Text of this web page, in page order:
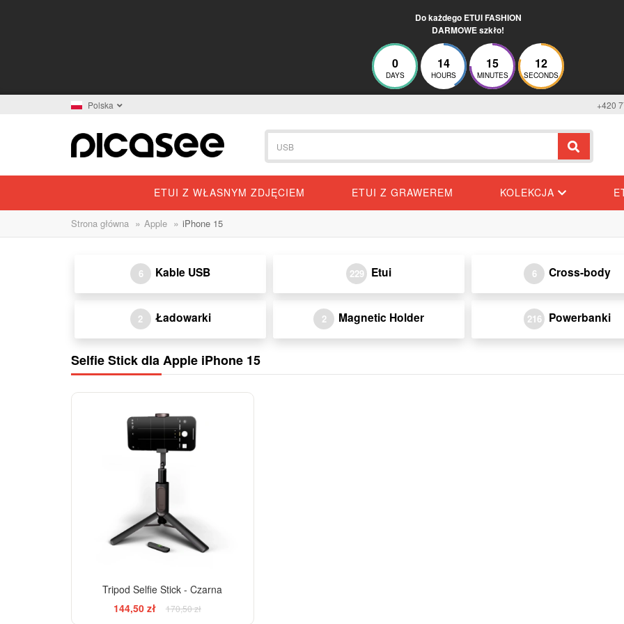
Do każdego ETUI FASHION
DARMOWE szkło!
0
DAYS
14
HOURS
15
MINUTES
12
SECONDS
Polska +420
ETUI Z WŁASNYM ZDJĘCIEM ETUI Z GRAWEREM KOLEKCJA
Strona główna » Apple » iPhone 15
6 Kable USB 229 Etui 6 Cross-body
2 Ładowarki 2 Magnetic Holder 216 Powerbanki
Selfie Stick dla Apple iPhone 15
Tripod Selfie Stick - Czarna
144,50 zł
170,50 zł